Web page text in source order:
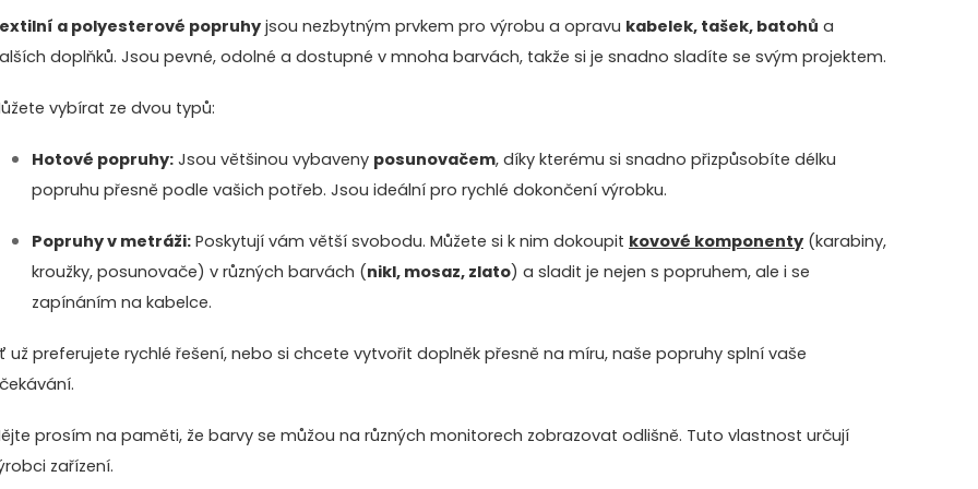
a polyesterové popruhy jsou nezbytným prvkem pro výrobu a opravu kabelek, tašek, batohů a
doplňků. Jsou pevné, odolné a dostupné v mnoha barvách, takže si je snadno sladíte se svým projektem.
vybírat ze dvou typů:
Hotové popruhy: Jsou většinou vybaveny posunovačem, díky kterému si snadno přizpůsobíte délku
popruhu přesně podle vašich potřeb. Jsou ideální pro rychlé dokončení výrobku.
Popruhy v metráži: Poskytují vám větší svobodu. Můžete si k nim dokoupit kovové komponenty (karabiny,
kroužky, posunovače) v různých barvách (nikl, mosaz, zlato) a sladit je nejen s popruhem, ale i se
zapínáním na kabelce.
už preferujete rychlé řešení, nebo si chcete vytvořit doplněk přesně na míru, naše popruhy splní vaše
prosím na paměti, že barvy se můžou na různých monitorech zobrazovat odlišně. Tuto vlastnost určují
zařízení.